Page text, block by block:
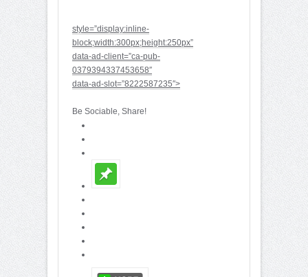
style=”display:inline-
block;width:300px;height:250px”
data-ad-client=”ca-pub-
0379394337453658″
data-ad-slot=”8222587235″>
Be Sociable, Share!